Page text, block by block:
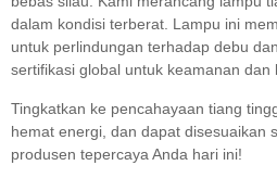
dalam kondisi terberat. Lampu ini
untuk perlindungan terhadap debu
sertifikasi global untuk keamanan dan
Tingkatkan ke pencahayaan tiang
hemat energi, dan dapat disesuaikan
produsen tepercaya Anda hari ini!